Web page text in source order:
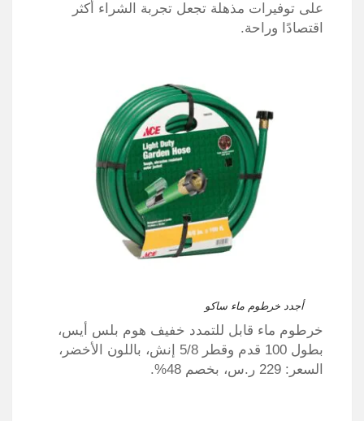
على توفيرات مذهلة تجعل تجربة الشراء أكثر
اقتصادًا وراحة.
أجدد خرطوم ماء ساكو
خرطوم ماء قابل للتمدد خفيف هوم بلس أيس،
بطول 100 قدم وقطر 5/8 إنش، باللون الأخضر،
السعر: 229 ر.س، بخصم 48%.